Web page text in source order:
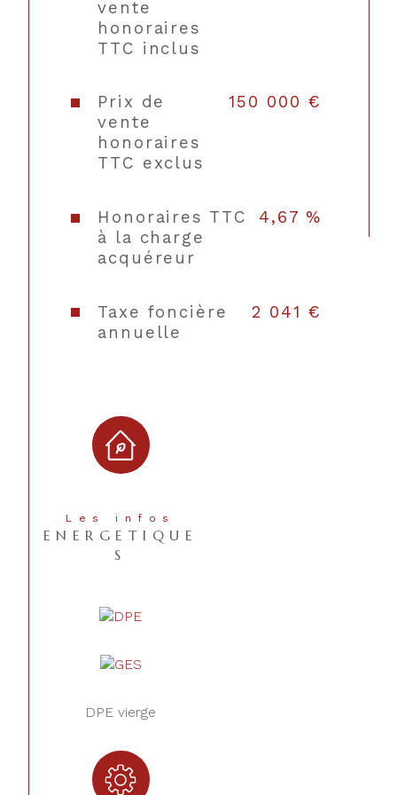
Balcon
Terrasse NON
Sous/sol
Cave
Copropriété
vente
honoraires
TTC inclus
Prix de
vente
honoraires
TTC exclus
150 000 €
Honoraires TTC
à la charge
acquéreur
4,67 %
Taxe foncière
annuelle
2 041 €
Les infos
ENERGETIQUE
S
DPE vierge